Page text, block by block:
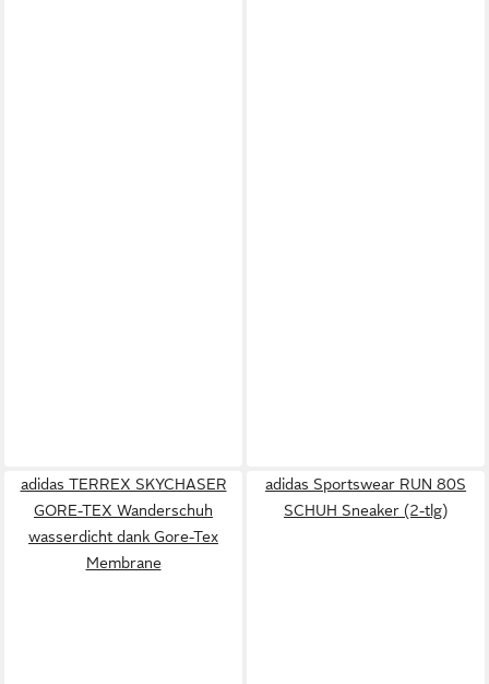
adidas TERREX SKYCHASER
GORE-TEX Wanderschuh
wasserdicht dank Gore-Tex
Membrane
adidas Sportswear RUN 80S
SCHUH Sneaker (2-tlg)